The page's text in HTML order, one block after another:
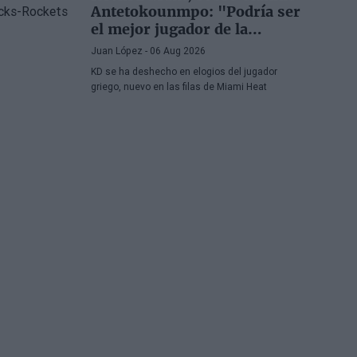
Antetokounmpo: "Podría ser
el mejor jugador de la
historia si quisiera"
Juan López - 06 Aug 2026
KD se ha deshecho en elogios del jugador
griego, nuevo en las filas de Miami Heat